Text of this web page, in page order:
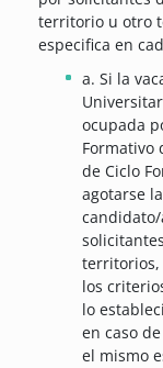
territorio u otro
especifica en
a. Si la
ocupada
Formativo
de Ciclo
agotarse
territorios,
los
lo
en caso
el mismo